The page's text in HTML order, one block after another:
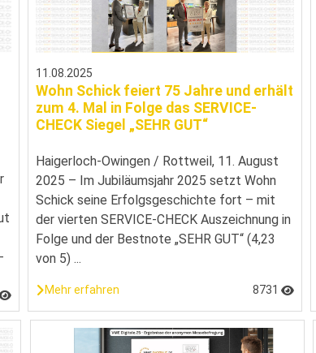
11.08.2025
Wohn Schick feiert 75 Jahre und erhält
zum 4. Mal in Folge das SERVICE-
CHECK Siegel „SEHR GUT“
Haigerloch-Owingen / Rottweil, 11. August
2025 – Im Jubiläumsjahr 2025 setzt Wohn
Schick seine Erfolgsgeschichte fort – mit
der vierten SERVICE-CHECK Auszeichnung in
Folge und der Bestnote „SEHR GUT“ (4,23
von 5) ...
Mehr erfahren 8731